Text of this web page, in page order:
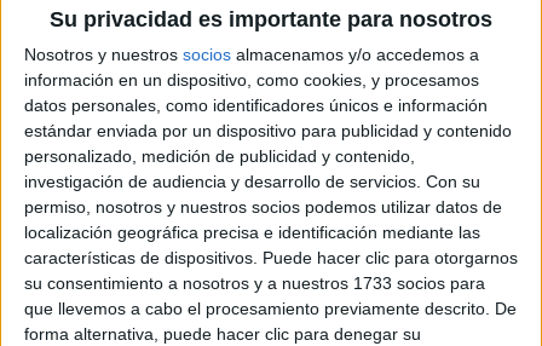
Su privacidad es importante para nosotros
Nosotros y nuestros socios almacenamos y/o accedemos a
información en un dispositivo, como cookies, y procesamos
datos personales, como identificadores únicos e información
estándar enviada por un dispositivo para publicidad y contenido
personalizado, medición de publicidad y contenido,
investigación de audiencia y desarrollo de servicios. Con su
permiso, nosotros y nuestros socios podemos utilizar datos de
localización geográfica precisa e identificación mediante las
características de dispositivos. Puede hacer clic para otorgarnos
su consentimiento a nosotros y a nuestros 1733 socios para
que llevemos a cabo el procesamiento previamente descrito. De
forma alternativa, puede hacer clic para denegar su
es debido a factores genéticos”, otra posibilidad es por
los factores externos:“Cuando la ojera adquiere un tono
amarronado o negra es debido a un exceso de sol,
envejecimiento y deshidratación de la zona", por último
nos hablas de las de color azul,“Cuando la ojera es
azulada, es debido a problemas circulatorios”.
Otra de las mayores preocupaciones relacionadas con la
piel del contorno del ojo son las bolsas. “Las bolsas
suelen aparecer cuando la piel de la zona de debajo
del ojo se debilita y por tanto la grasa que tenemos